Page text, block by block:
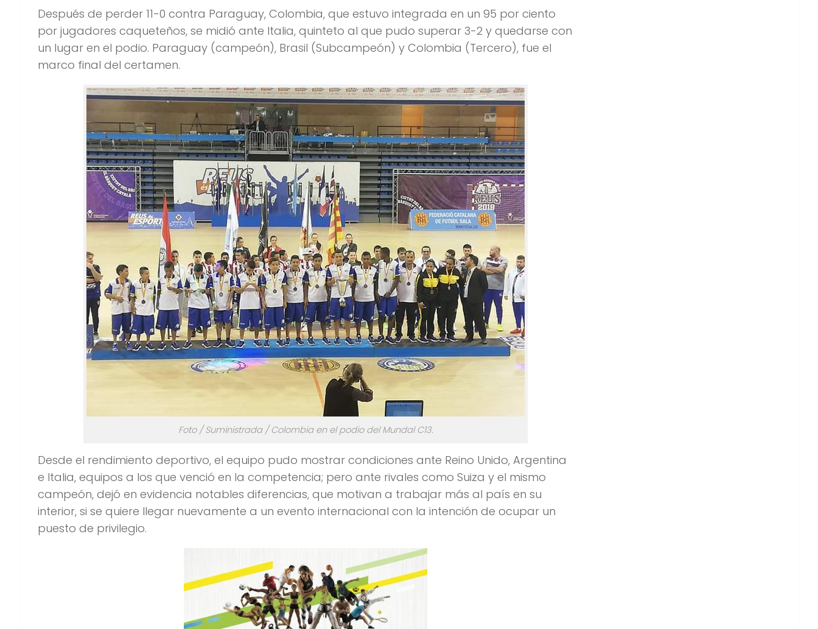
Después de perder 11-0 contra Paraguay, Colombia, que estuvo integrada en un 95 por ciento
por jugadores caqueteños, se midió ante Italia, quinteto al que pudo superar 3-2 y quedarse con
un lugar en el podio. Paraguay (campeón), Brasil (Subcampeón) y Colombia (Tercero), fue el
marco final del certamen.
Foto / Suministrada / Colombia en el podio del Mundal C13.
Desde el rendimiento deportivo, el equipo pudo mostrar condiciones ante Reino Unido, Argentina
e Italia, equipos a los que venció en la competencia; pero ante rivales como Suiza y el mismo
campeón, dejó en evidencia notables diferencias, que motivan a trabajar más al país en su
interior, si se quiere llegar nuevamente a un evento internacional con la intención de ocupar un
puesto de privilegio.